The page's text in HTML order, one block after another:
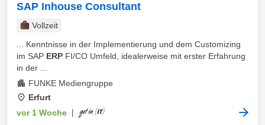
SAP Inhouse Consultant
Vollzeit
... Kenntnisse in der Implementierung und dem Customizing
im SAP ERP FI/CO Umfeld, idealerweise mit erster Erfahrung
in der ...
FUNKE Mediengruppe
Erfurt
vor 1 Woche